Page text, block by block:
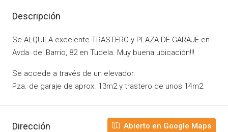
Descripción
Se ALQUILA excelente TRASTERO y PLAZA DE GARAJE en
Avda. del Barrio, 82 en Tudela. Muy buena ubicación!!!
Se accede a través de un elevador.
Pza. de garaje de aprox. 13m2 y trastero de unos 14m2
Dirección Abierto en Google Maps